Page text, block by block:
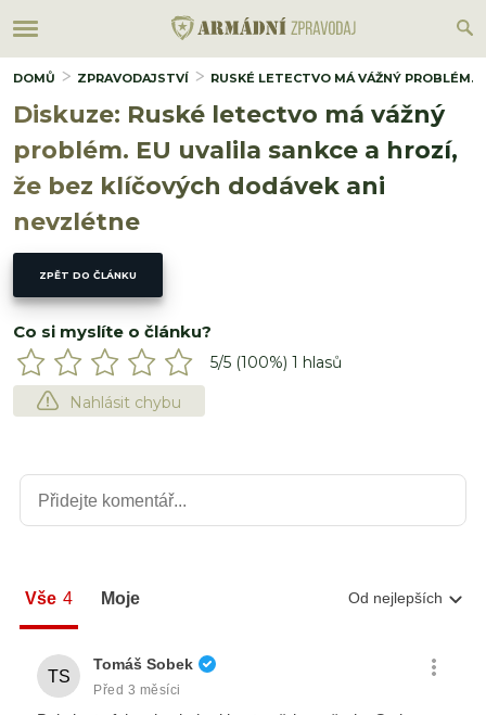
DOMŮ ZPRAVODAJSTVÍ RUSKÉ LETECTVO MÁ VÁŽNÝ PROBLÉM.
Diskuze: Ruské letectvo má vážný
problém. EU uvalila sankce a hrozí,
že bez klíčových dodávek ani
nevzlétne
ZPĚT DO ČLÁNKU
Co si myslíte o článku?
5/5 (100%) 1 hlasů
Nahlásit chybu